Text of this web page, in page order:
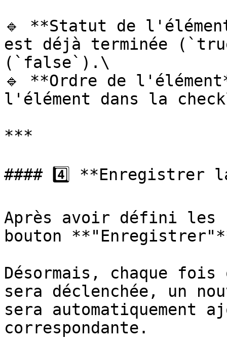
🔹 **Statut de
est déjà terminée
(`false`).\
🔹 **Ordre de
l'élément dans la
***
#### 4️⃣ **Enregistrer
Après avoir défini les
bouton
Désormais, chaque
sera déclenchée, un
sera automatiquement
correspondante.